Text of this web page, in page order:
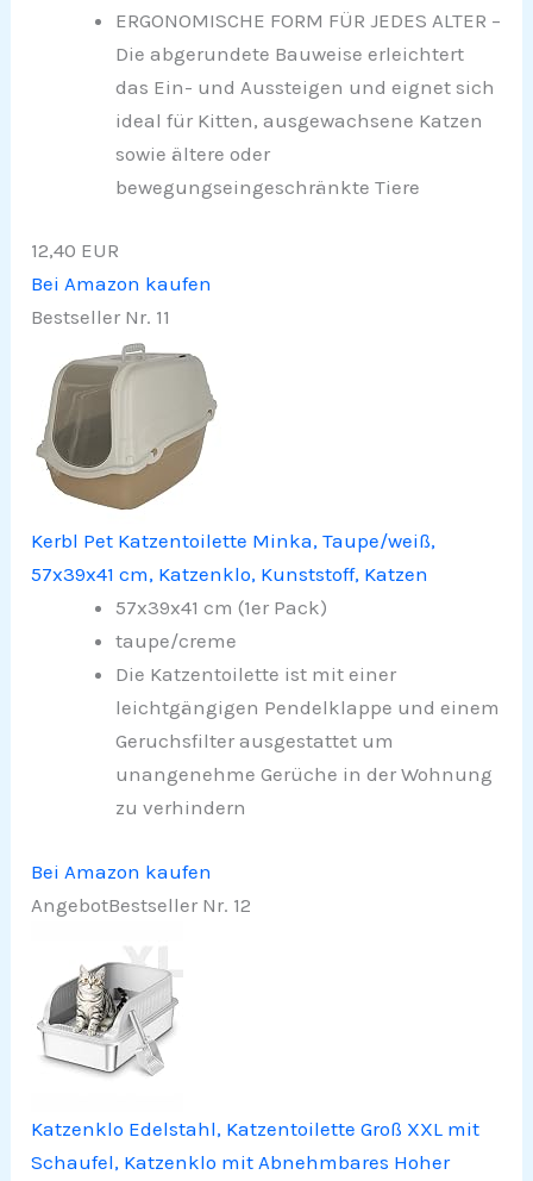
ERGONOMISCHE FORM FÜR JEDES ALTER –
Die abgerundete Bauweise erleichtert
das Ein- und Aussteigen und eignet sich
ideal für Kitten, ausgewachsene Katzen
sowie ältere oder
bewegungseingeschränkte Tiere
12,40 EUR
Bei Amazon kaufen
Bestseller Nr. 11
Kerbl Pet Katzentoilette Minka, Taupe/weiß,
57x39x41 cm, Katzenklo, Kunststoff, Katzen
57x39x41 cm (1er Pack)
taupe/creme
Die Katzentoilette ist mit einer
leichtgängigen Pendelklappe und einem
Geruchsfilter ausgestattet um
unangenehme Gerüche in der Wohnung
zu verhindern
Bei Amazon kaufen
AngebotBestseller Nr. 12
Katzenklo Edelstahl, Katzentoilette Groß XXL mit
Schaufel, Katzenklo mit Abnehmbares Hoher